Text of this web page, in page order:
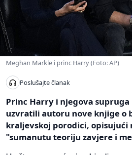
Meghan Markle i princ Harry (Foto: AP)
Poslušajte članak
Princ Harry i njegova supruga
uzvratili autoru nove knjige o
kraljevskoj porodici, opisujući
"sumanutu teoriju zavjere i